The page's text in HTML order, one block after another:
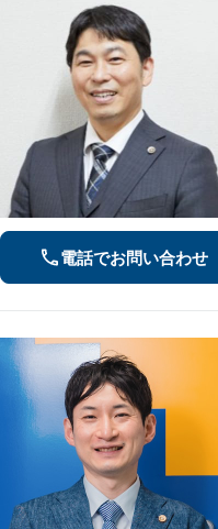
電話でお問い合わせ